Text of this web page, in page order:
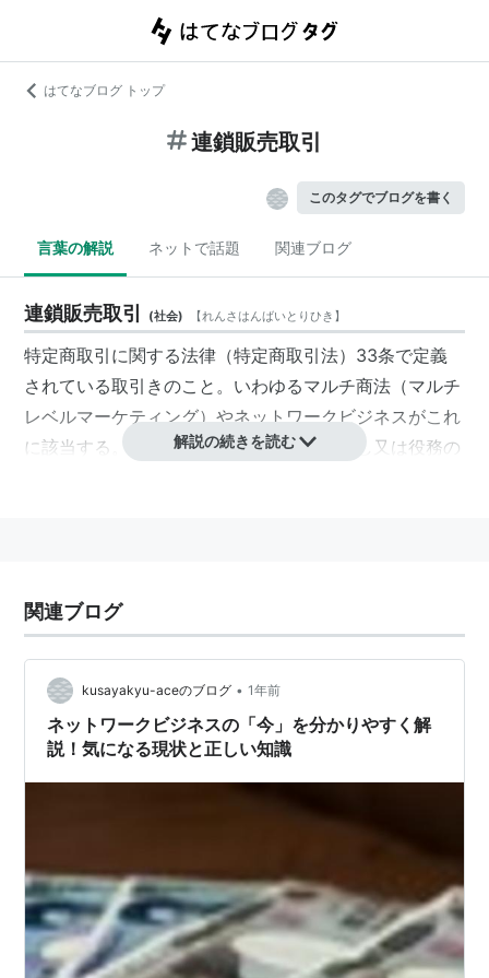
はてなブログ トップ
連鎖販売取引
このタグでブログを書く
言葉の解説 ネットで話題 関連ブログ
連鎖販売取引 (社会) 【れんさはんばいとりひき 】
特定商取引に関する法律（特定商取引法）33条で定義
されている取引きのこと。いわゆるマルチ商法（マルチ
レベルマーケティング）やネットワークビジネスがこれ
に該当する。同法では「物品（施設を利用し又は役務の
売の相手方が商品を買い受けて販売することをいう。以
下同じ。）、受託販売（販売の委託を受けて商品を販売
することをいう。以下同じ。）若しくは販売のあつせん
をする者又は同種役務の提供（その役務と同一の種類の
役務の提供をすることをいう。以下同じ。）若しくはそ
の役務の提供のあつせんをする者を特定利益（その商品
の再販売、受託販売若しくは販売のあつせんをする他の
者又は同種役務の提供若しくはその役務の提供のあつせ
んをする他の者が提供する取引料その他の経済産業省令
で定める要件に該当する利益の全部又は一部をいう。以
下この章において同じ。）を収受し得ることをもつて誘
引し、その者と特定負担（その商品の購入若しくはその
役務の対価の支払又は取引料の提供をいう。以下この章
解説の続きを読む
関連ブログ
kusayakyu-aceのブログ • 1年前
ネットワークビジネスの「今」を分かりやすく解
説！気になる現状と正しい知識